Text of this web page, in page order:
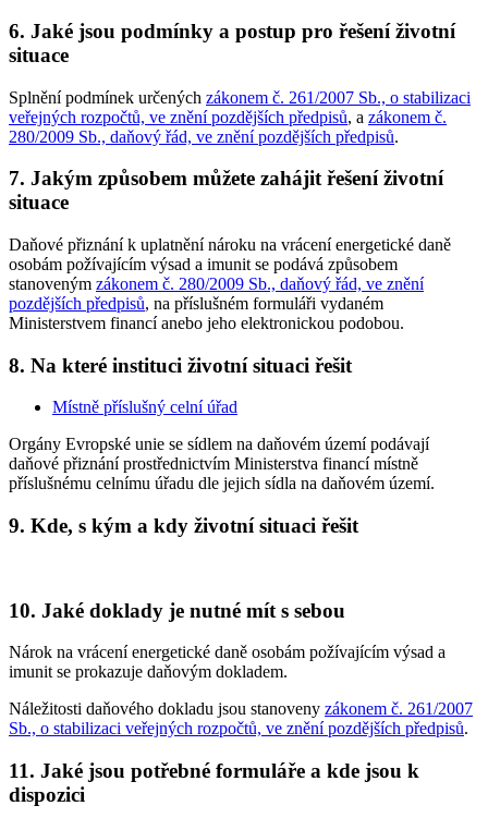
6. Jaké jsou podmínky a postup pro řešení životní
situace
Splnění podmínek určených zákonem č. 261/2007 Sb., o stabilizaci
veřejných rozpočtů, ve znění pozdějších předpisů, a zákonem č.
280/2009 Sb., daňový řád, ve znění pozdějších předpisů.
7. Jakým způsobem můžete zahájit řešení životní
situace
Daňové přiznání k uplatnění nároku na vrácení energetické daně
osobám požívajícím výsad a imunit se podává způsobem
stanoveným zákonem č. 280/2009 Sb., daňový řád, ve znění
pozdějších předpisů, na příslušném formuláři vydaném
Ministerstvem financí anebo jeho elektronickou podobou.
8. Na které instituci životní situaci řešit
Místně příslušný celní úřad
Orgány Evropské unie se sídlem na daňovém území podávají
daňové přiznání prostřednictvím Ministerstva financí místně
příslušnému celnímu úřadu dle jejich sídla na daňovém území.
9. Kde, s kým a kdy životní situaci řešit
10. Jaké doklady je nutné mít s sebou
Nárok na vrácení energetické daně osobám požívajícím výsad a
imunit se prokazuje daňovým dokladem.
Náležitosti daňového dokladu jsou stanoveny zákonem č. 261/2007
Sb., o stabilizaci veřejných rozpočtů, ve znění pozdějších předpisů.
11. Jaké jsou potřebné formuláře a kde jsou k
dispozici